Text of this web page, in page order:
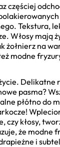
częściej
Tekstura,
Włosy mają
żołnierz na
modne
Delikatne
pasma?
płótno do
czy kłosy,
że modne
i